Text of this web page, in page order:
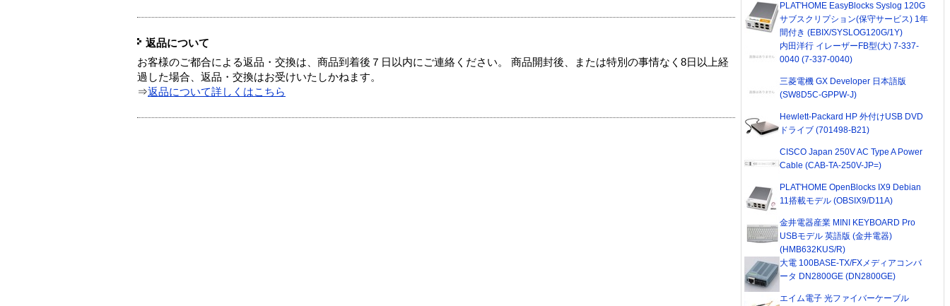
返品について
お客様のご都合による返品・交換は、商品到着後７日以内にご連絡ください。 商品開封後、または特別の事情なく8日以上経
過した場合、返品・交換はお受けいたしかねます。
⇒返品について詳しくはこちら
PLAT'HOME EasyBlocks Syslog 120G
サブスクリプション(保守サービス) 1年
間付き (EBIX/SYSLOG120G/1Y)
内田洋行 イレーザーFB型(大) 7-337-
0040 (7-337-0040)
三菱電機 GX Developer 日本語版
(SW8D5C-GPPW-J)
Hewlett-Packard HP 外付けUSB DVD
ドライブ (701498-B21)
CISCO Japan 250V AC Type A Power
Cable (CAB-TA-250V-JP=)
PLAT'HOME OpenBlocks IX9 Debian
11搭載モデル (OBSIX9/D11A)
金井電器産業 MINI KEYBOARD Pro
USBモデル 英語版 (金井電器)
(HMB632KUS/R)
大電 100BASE-TX/FXメディアコンバ
ータ DN2800GE (DN2800GE)
エイム電子 光ファイバーケーブル